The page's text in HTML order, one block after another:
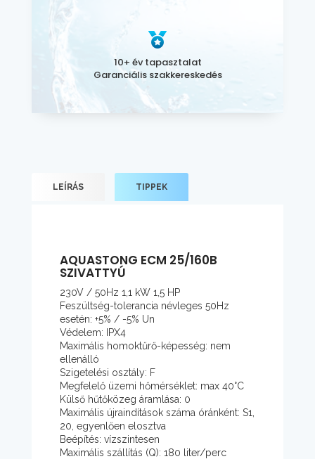
10+ év tapasztalat
Garanciális szakkereskedés
LEÍRÁS TIPPEK
AQUASTONG ECM 25/160B
SZIVATTYÚ
230V / 50Hz 1,1 kW 1,5 HP
Feszültség-tolerancia névleges 50Hz
esetén: +5% / -5% Un
Védelem: IPX4
Maximális homoktűrő-képesség: nem
ellenálló
Szigetelési osztály: F
Megfelelő üzemi hőmérséklet: max 40°C
Külső hűtőközeg áramlása: 0
Maximális újraindítások száma óránként: S1,
20, egyenlően elosztva
Beépítés: vízszintesen
Maximális szállítás (Q): 180 liter/perc